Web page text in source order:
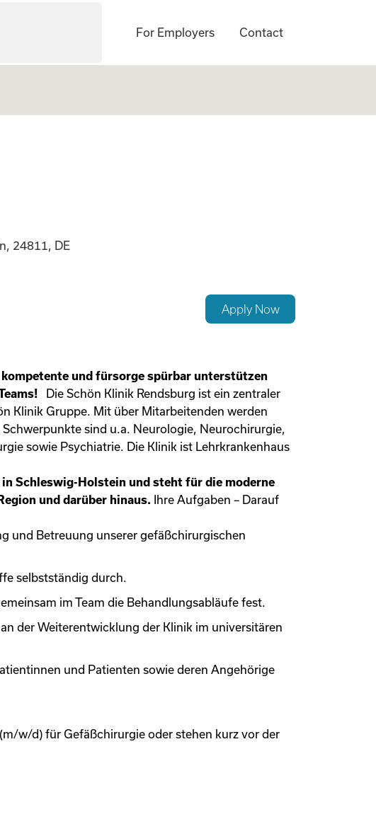
For Employers Contact
Rendsburg
24811, DE
Apply Now
und fürsorge spürbar unterstützen
Die Schön Klinik Rendsburg ist ein zentraler
Klinik Gruppe. Mit über Mitarbeitenden werden
sind u.a. Neurologie, Neurochirurgie,
sowie Psychiatrie. Die Klinik ist Lehrkrankenhaus
Schleswig-Holstein und steht für die moderne
und darüber hinaus. Ihre Aufgaben – Darauf
und Betreuung unserer gefäßchirurgischen
selbstständig durch.
im Team die Behandlungsabläufe fest.
der Weiterentwicklung der Klinik im universitären
und Patienten sowie deren Angehörige
w/d) für Gefäßchirurgie oder stehen kurz vor der